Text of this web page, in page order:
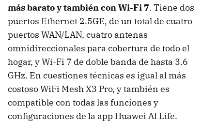
más barato y también con Wi-Fi 7. Tiene dos
puertos Ethernet 2.5GE, de un total de cuatro
puertos WAN/LAN, cuatro antenas
omnidireccionales para cobertura de todo el
hogar, y Wi-Fi 7 de doble banda de hasta 3.6
GHz. En cuestiones técnicas es igual al más
costoso WiFi Mesh X3 Pro, y también es
compatible con todas las funciones y
configuraciones de la app Huawei AI Life.